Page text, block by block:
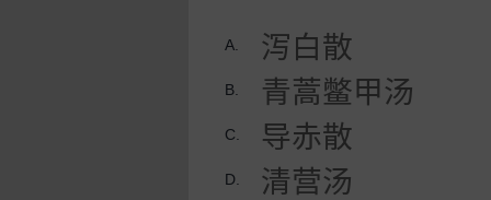
A. 泻白散
B. 青蒿鳖甲汤
C. 导赤散
D. 清营汤